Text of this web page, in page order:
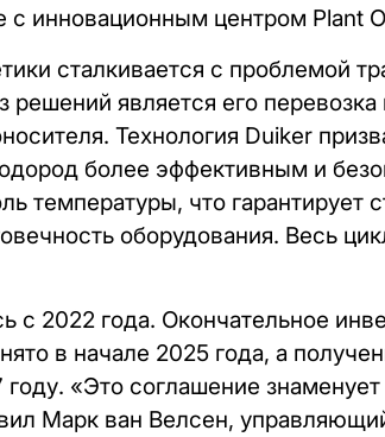
с инновационным центром Plant
сталкивается с проблемой
решений является его
Технология Duiker
более эффективным и
температуры, что гарантирует
оборудования. Весь
с 2022 года. Окончательное
в начале 2025 года, а
«Это соглашение
Марк ван Велсен,